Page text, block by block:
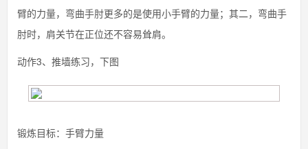
臂的力量，弯曲手肘更多的是使用小手臂的力量；其二，弯曲手
肘时，肩关节在正位还不容易耸肩。
动作3、推墙练习，下图
锻炼目标：手臂力量